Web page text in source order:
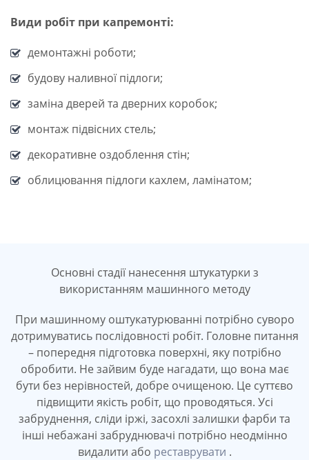
Види робіт при капремонті:
демонтажні роботи;
будову наливної підлоги;
заміна дверей та дверних коробок;
монтаж підвісних стель;
декоративне оздоблення стін;
облицювання підлоги кахлем, ламінатом;
Основні стадії нанесення штукатурки з
використанням машинного методу
При машинному оштукатурюванні потрібно суворо
дотримуватись послідовності робіт. Головне питання
– попередня підготовка поверхні, яку потрібно
обробити. Не зайвим буде нагадати, що вона має
бути без нерівностей, добре очищеною. Це суттєво
підвищити якість робіт, що проводяться. Усі
забруднення, сліди іржі, засохлі залишки фарби та
інші небажані забруднювачі потрібно неодмінно
видалити або реставрувати .